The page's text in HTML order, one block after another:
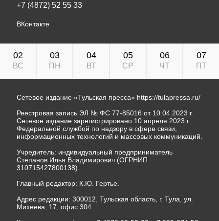
+7 (4872) 52 55 33
ВКонтакте
02
ВС
03
ПН
04
ВТ
05
СР
06
ЧТ
07
ПТ
Сетевое издание «Тульская пресса» https://tulapressa.ru/
Реестровая запись ЭЛ № ФС 77-85016 от 10.04.2023 г.
Сетевое издание зарегистрировано 10 апреля 2023 г.
Федеральной службой по надзору в сфере связи,
информационных технологий и массовых коммуникаций.
Учредитель: индивидуальный предприниматель
Степанов Илья Владимирович (ОГРНИП
310715427800138).
Главный редактор: К.Ю. Гертье.
Адрес редакции: 300012, Тульская область, г. Тула, ул.
Михеева, 17, офис 304.